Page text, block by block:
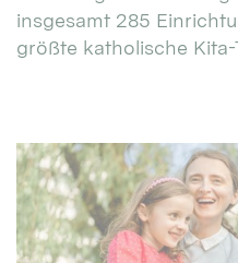
insgesamt 285
größte katholische Kita-